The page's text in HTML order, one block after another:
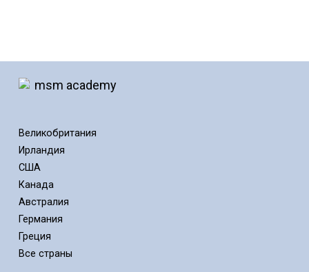
Великобритания
Ирландия
США
Канада
Австралия
Германия
Греция
Все страны